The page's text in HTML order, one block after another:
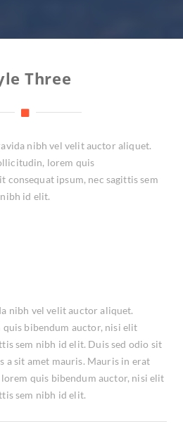
Three
nibh vel velit auctor aliquet.
lorem quis
consequat ipsum, nec sagittis sem
nibh id elit.
nibh vel velit auctor aliquet.
bibendum auctor, nisi elit
sem nibh id elit. Duis sed odio sit
a sit amet mauris. Mauris in erat
quis bibendum auctor, nisi elit
sem nibh id elit.